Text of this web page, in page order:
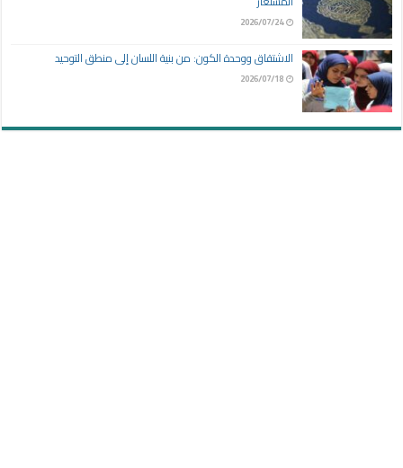
2026/07/24
الاشتقاق ووحدة الكون: من بنية اللسان إلى منطق التوحيد
2026/07/18